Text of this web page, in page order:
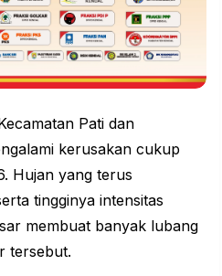
Pati dan
kerusakan cukup
Hujan yang terus
tingginya intensitas
membuat banyak lubang
tersebut.